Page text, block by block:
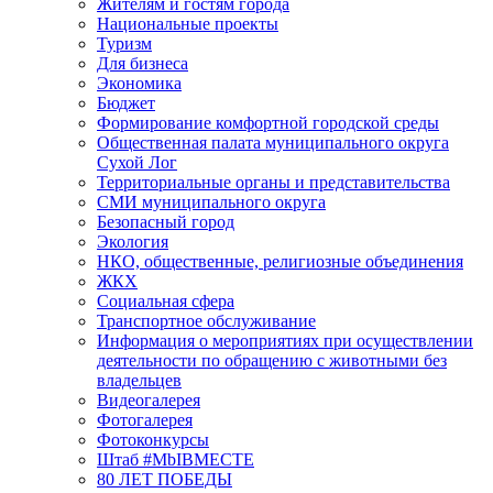
Жителям и гостям города
Национальные проекты
Туризм
Для бизнеса
Экономика
Бюджет
Формирование комфортной городской среды
Общественная палата муниципального округа
Сухой Лог
Территориальные органы и представительства
СМИ муниципального округа
Безопасный город
Экология
НКО, общественные, религиозные объединения
ЖКХ
Социальная сфера
Транспортное обслуживание
Информация о мероприятиях при осуществлении
деятельности по обращению с животными без
владельцев
Видеогалерея
Фотогалерея
Фотоконкурсы
Штаб #MbIBMECTE
80 ЛЕТ ПОБЕДЫ